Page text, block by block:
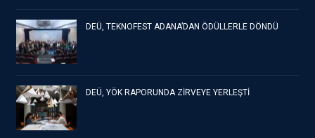
DEÜ, TEKNOFEST ADANA’DAN ÖDÜLLERLE DÖNDÜ
DEÜ, YÖK RAPORUNDA ZİRVEYE YERLEŞTİ